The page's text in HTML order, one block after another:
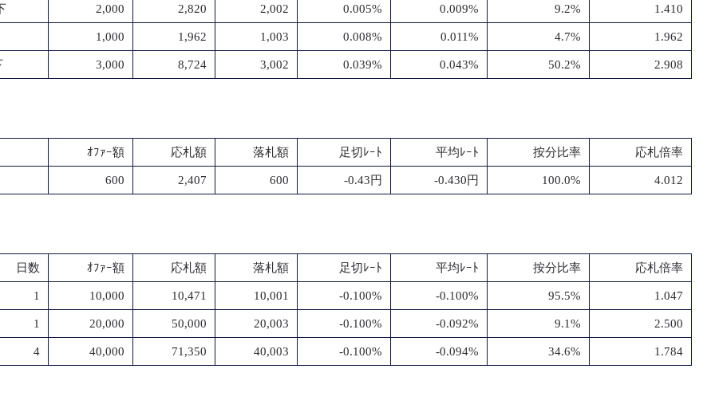
2,000 2,820 2,002 0.005% 0.009% 9.2% 1.410
1,000 1,962 1,003 0.008% 0.011% 4.7% 1.962
3,000 8,724 3,002 0.039% 0.043% 50.2% 2.908
ｵﾌｧｰ額 応札額 落札額 足切ﾚｰﾄ 平均ﾚｰﾄ 按分比率 応札倍率
600 2,407 600 -0.43円 -0.430円 100.0% 4.012
日数 ｵﾌｧｰ額 応札額 落札額 足切ﾚｰﾄ 平均ﾚｰﾄ 按分比率 応札倍率
1 10,000 10,471 10,001 -0.100% -0.100% 95.5% 1.047
1 20,000 50,000 20,003 -0.100% -0.092% 9.1% 2.500
4 40,000 71,350 40,003 -0.100% -0.094% 34.6% 1.784